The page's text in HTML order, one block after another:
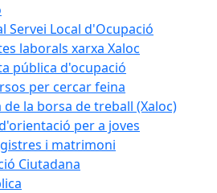
Servei Local d'Ocupació
laborals xarxa Xaloc
pública d'ocupació
per cercar feina
de la borsa de treball (Xaloc)
per a joves
i matrimoni
Ciutadana